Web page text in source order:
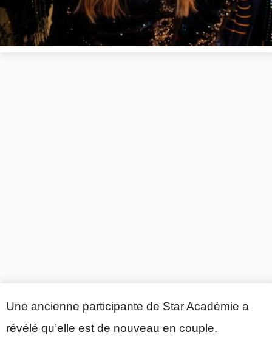
Une ancienne participante de Star Académie a
révélé qu’elle est de nouveau en couple.